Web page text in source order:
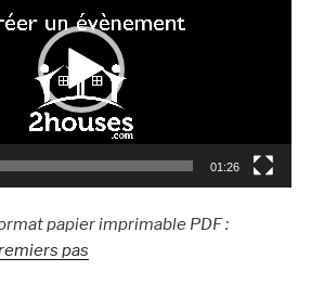
01:26
papier imprimable PDF :
pas